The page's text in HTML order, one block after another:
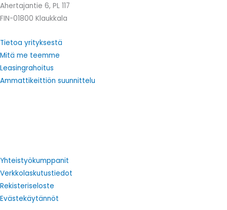
Ahertajantie 6, PL 117
FIN-01800 Klaukkala
Tietoa yrityksestä
Mitä me teemme
Leasingrahoitus
Ammattikeittiön suunnittelu
Yhteistyökumppanit
Verkkolaskutustiedot
Rekisteriseloste
Evästekäytännöt